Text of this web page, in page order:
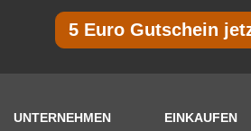
5 Euro Gutschein
UNTERNEHMEN
EINKAUFEN